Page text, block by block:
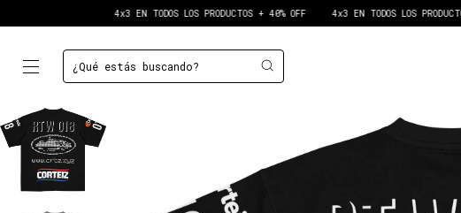
4x3 EN TODOS LOS PRODUCTOS + 40% OFF 4x3 EN TODOS LOS PRODUCTOS + 40% OFF